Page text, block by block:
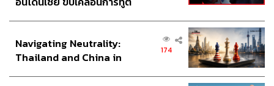
อินโดนีเซีย
Navigating Neutrality:
Thailand and China in
174